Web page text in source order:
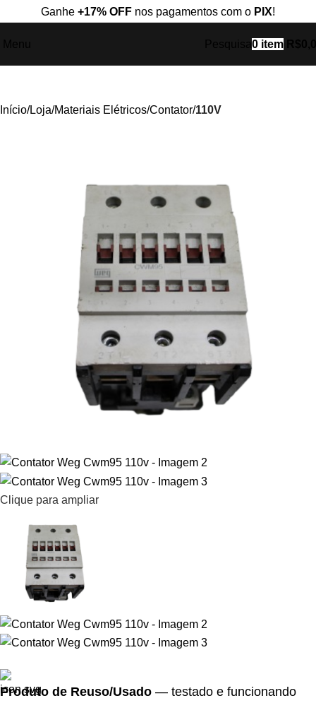
Ganhe +17% OFF nos pagamentos com o PIX!
0 item
Início Loja Materiais Elétricos Contator 110V
Clique para ampliar
Produto de Reuso/Usado — testado e funcionando